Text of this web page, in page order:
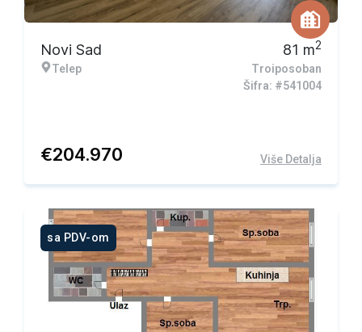
Novi Sad
Telep
81 m2
Troiposoban
Šifra: #541004
€204.970 Više Detalja
sa PDV-om